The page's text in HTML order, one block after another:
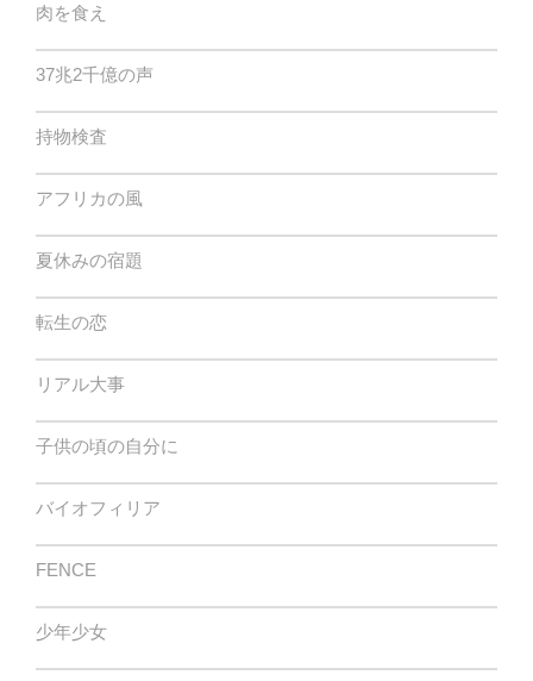
肉を食え
37兆2千億の声
持物検査
アフリカの風
夏休みの宿題
転生の恋
リアル大事
子供の頃の自分に
バイオフィリア
FENCE
少年少女